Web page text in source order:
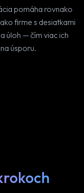
pomáha rovnako
firme s desiatkami
úloh — čím viac ich
úsporu.